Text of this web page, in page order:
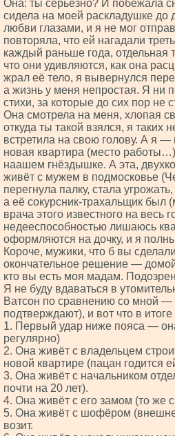
Она: ты серьёзно? И побежала
сидела на моей раскладушке до
любви глазами, и я не мог
повторяла, что ей нагадали
каждый раньше года, отдельная
что они удивляются, как она
жрал её тело, я вывернулся
а жизнь у меня непростая. Я ни
стихи, за которые до сих пор не
Она смотрела на меня, хлопая
откуда ты такой взялся, я таких
встретила на свою голову. А я
новая квартира (место
наашем гнёздышке. А эта,
живёт с мужем в подмосковье
перегнула палку, стала
а её сокурсник-трахальщик был
врача этого известного на весь
недееспособностью лишаюсь
оформляются на дочку, и я
Короче, мужики, что б вы
окончательное решение —
кто вы есть моя мадам.
Я не буду вдаваться в
Ватсон по сравнению со мной —
подтверждают), и вот что в
1. Первый удар ниже пояса —
регулярно)
2. Она живёт с владельцем
новой квартире (пацан годится
3. Она живёт с начальником
почти на 20 лет).
4. Она живёт с его замом (то же
5. Она живёт с шофёром
возит.